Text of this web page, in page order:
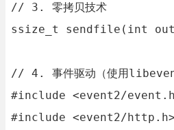
// 3. 零拷贝技术
ssize_t sendfile(int
// 4. 事件驱动（使用
#include <event2/
#include <event2/http.h>